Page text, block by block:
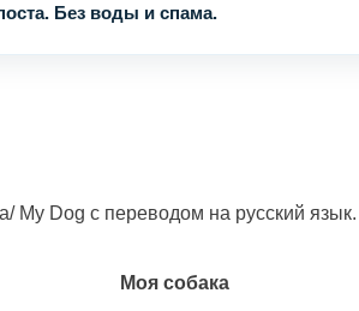
Без воды и спама.
My Dog с переводом на русский язык.
Моя собака